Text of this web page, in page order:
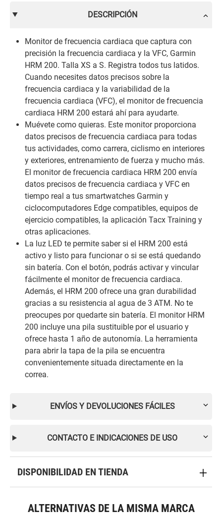
DESCRIPCIÓN
Monitor de frecuencia cardiaca que captura con
precisión la frecuencia cardiaca y la VFC, Garmin
HRM 200. Talla XS a S. Registra todos tus latidos.
Cuando necesites datos precisos sobre la
frecuencia cardiaca y la variabilidad de la
frecuencia cardiaca (VFC), el monitor de frecuencia
cardiaca HRM 200 estará ahí para ayudarte.
Muévete como quieras. Este monitor proporciona
datos precisos de frecuencia cardiaca para todas
tus actividades, como carrera, ciclismo en interiores
y exteriores, entrenamiento de fuerza y mucho más.
El monitor de frecuencia cardiaca HRM 200 envía
datos precisos de frecuencia cardiaca y VFC en
tiempo real a tus smartwatches Garmin y
ciclocomputadores Edge compatibles, equipos de
ejercicio compatibles, la aplicación Tacx Training y
otras aplicaciones.
La luz LED te permite saber si el HRM 200 está
activo y listo para funcionar o si se está quedando
sin batería. Con el botón, podrás activar y vincular
fácilmente el monitor de frecuencia cardiaca.
Además, el HRM 200 ofrece una gran durabilidad
gracias a su resistencia al agua de 3 ATM. No te
preocupes por quedarte sin batería. El monitor HRM
200 incluye una pila sustituible por el usuario y
ofrece hasta 1 año de autonomía. La herramienta
para abrir la tapa de la pila se encuentra
convenientemente situada directamente en la
correa.
ENVÍOS Y DEVOLUCIONES FÁCILES
CONTACTO E INDICACIONES DE USO
DISPONIBILIDAD EN TIENDA
ALTERNATIVAS DE LA MISMA MARCA